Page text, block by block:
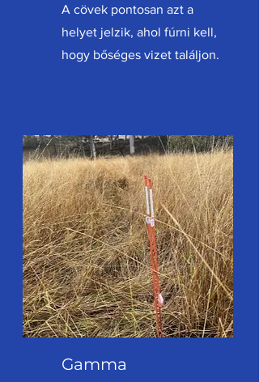
A cövek pontosan azt a
helyet jelzik, ahol fúrni kell,
hogy bőséges vizet találjon.
Gamma